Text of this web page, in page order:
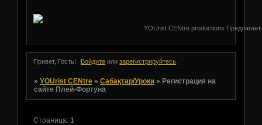
YOUrist CENtre productions
Привет, Гость! Войдите илизарегистрируйтесь
» YOUrist CENtre » Сабақтар/Уроки » Регистрация на
сайте Плей-Фортуна
Страница: 1